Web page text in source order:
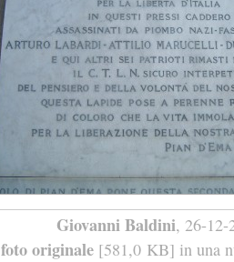
Giovanni Baldini, 26-12-
foto originale [581,0 KB] in una